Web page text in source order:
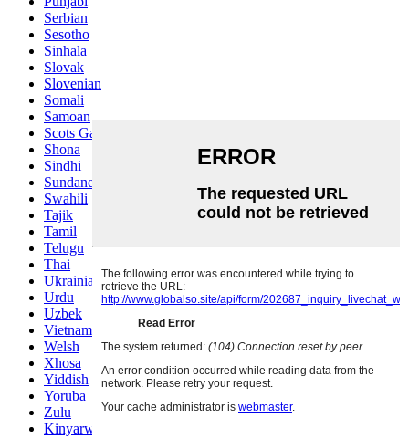
Serbian
Sesotho
Sinhala
Slovak
Slovenian
Somali
Samoan
Scots Gaelic
Shona
Sindhi
Sundanese
Swahili
Tajik
Tamil
Telugu
Thai
Ukrainian
Urdu
Uzbek
Vietnamese
Welsh
Xhosa
Yiddish
Yoruba
Zulu
Kinyarwanda